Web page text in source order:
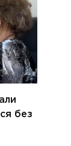
без